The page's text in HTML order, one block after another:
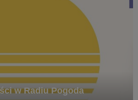
w Radiu Pogoda